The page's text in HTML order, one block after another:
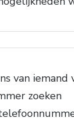
van iemand
zoeken